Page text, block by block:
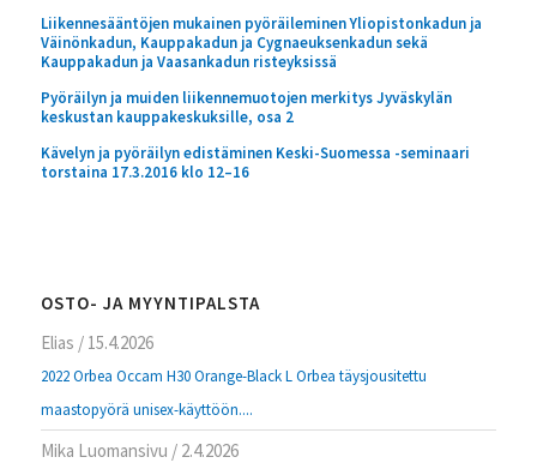
Liikennesääntöjen mukainen pyöräileminen Yliopistonkadun ja
Väinönkadun, Kauppakadun ja Cygnaeuksenkadun sekä
Kauppakadun ja Vaasankadun risteyksissä
Pyöräilyn ja muiden liikennemuotojen merkitys Jyväskylän
keskustan kauppakeskuksille, osa 2
Kävelyn ja pyöräilyn edistäminen Keski-Suomessa -seminaari
torstaina 17.3.2016 klo 12–16
OSTO- JA MYYNTIPALSTA
Elias / 15.4.2026
2022 Orbea Occam H30 Orange-Black L Orbea täysjousitettu
maastopyörä unisex-käyttöön....
Mika Luomansivu / 2.4.2026